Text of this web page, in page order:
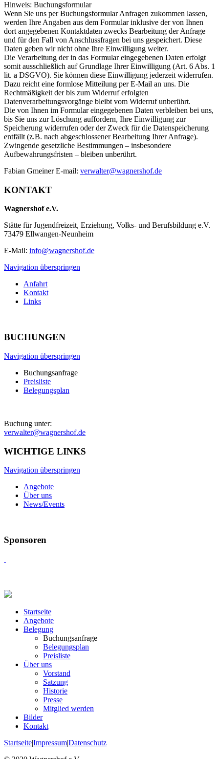
Hinweis: Buchungsformular
Wenn Sie uns per Buchungsformular Anfragen zukommen lassen,
werden Ihre Angaben aus dem Formular inklusive der von Ihnen
dort angegebenen Kontaktdaten zwecks Bearbeitung der Anfrage
und für den Fall von Anschlussfragen bei uns gespeichert. Diese
Daten geben wir nicht ohne Ihre Einwilligung weiter.
Die Verarbeitung der in das Formular eingegebenen Daten erfolgt
somit ausschließlich auf Grundlage Ihrer Einwilligung (Art. 6 Abs. 1
lit. a DSGVO). Sie können diese Einwilligung jederzeit widerrufen.
Dazu reicht eine formlose Mitteilung per E-Mail an uns. Die
Rechtmäßigkeit der bis zum Widerruf erfolgten
Datenverarbeitungsvorgänge bleibt vom Widerruf unberührt.
Die von Ihnen im Formular eingegebenen Daten verbleiben bei uns,
bis Sie uns zur Löschung auffordern, Ihre Einwilligung zur
Speicherung widerrufen oder der Zweck für die Datenspeicherung
entfällt (z.B. nach abgeschlossener Bearbeitung Ihrer Anfrage).
Zwingende gesetzliche Bestimmungen – insbesondere
Aufbewahrungsfristen – bleiben unberührt.
Fabian Gmeiner E-mail: verwalter@wagnershof.de
KONTAKT
Wagnershof e.V.
Stätte für Jugendfreizeit, Erziehung, Volks- und Berufsbildung e.V.
73479 Ellwangen-Neunheim
E-Mail: info@wagnershof.de
Navigation überspringen
Anfahrt
Kontakt
Links
BUCHUNGEN
Navigation überspringen
Buchungsanfrage
Preisliste
Belegungsplan
Buchung unter:
verwalter@wagnershof.de
WICHTIGE LINKS
Navigation überspringen
Angebote
Über uns
News/Events
Sponsoren
Startseite
Angebote
Belegung
Buchungsanfrage
Belegungsplan
Preisliste
Über uns
Vorstand
Satzung
Historie
Presse
Mitglied werden
Bilder
Kontakt
Startseite|Impressum|Datenschutz